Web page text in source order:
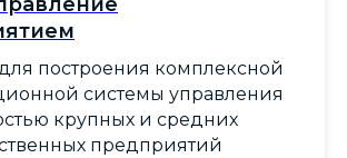
построения комплексной
системы управления
крупных и средних
предприятий